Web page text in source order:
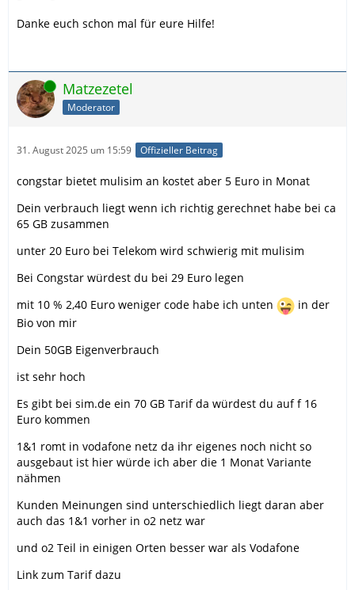
Danke euch schon mal für eure Hilfe!
Online Matzezetel
Moderator
31. August 2025 um 15:59 Offizieller Beitrag
congstar bietet mulisim an kostet aber 5 Euro in Monat
Dein verbrauch liegt wenn ich richtig gerechnet habe bei ca
65 GB zusammen
unter 20 Euro bei Telekom wird schwierig mit mulisim
Bei Congstar würdest du bei 29 Euro legen
mit 10 % 2,40 Euro weniger code habe ich unten
in der
Bio von mir
Dein 50GB Eigenverbrauch
ist sehr hoch
Es gibt bei sim.de ein 70 GB Tarif da würdest du auf f 16
Euro kommen
1&1 romt in vodafone netz da ihr eigenes noch nicht so
ausgebaut ist hier würde ich aber die 1 Monat Variante
nähmen
Kunden Meinungen sind unterschiedlich liegt daran aber
auch das 1&1 vorher in o2 netz war
und o2 Teil in einigen Orten besser war als Vodafone
Link zum Tarif dazu